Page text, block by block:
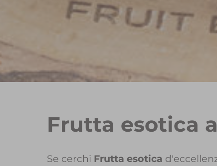
Frutta esotica
Se cerchi Frutta esotica